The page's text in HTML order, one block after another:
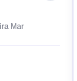
Mar